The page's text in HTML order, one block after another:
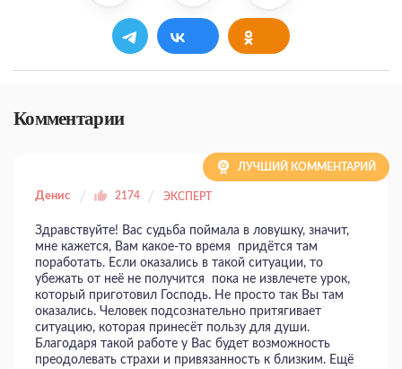
Комментарии
Денис 2174 ЭКСПЕРТ
ЛУЧШИЙ КОММЕНТАРИЙ
Здравствуйте! Вас судьба поймала в ловушку, значит,
мне кажется, Вам какое-то время придётся там
поработать. Если оказались в такой ситуации, то
убежать от неё не получится пока не извлечете урок,
который приготовил Господь. Не просто так Вы там
оказались. Человек подсознательно притягивает
ситуацию, которая принесёт пользу для души.
Благодаря такой работе у Вас будет возможность
преодолевать страхи и привязанность к близким. Ещё